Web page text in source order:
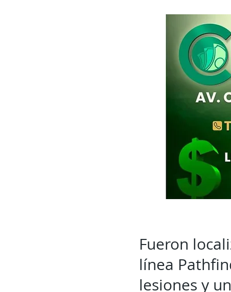
Fueron
línea
lesiones y